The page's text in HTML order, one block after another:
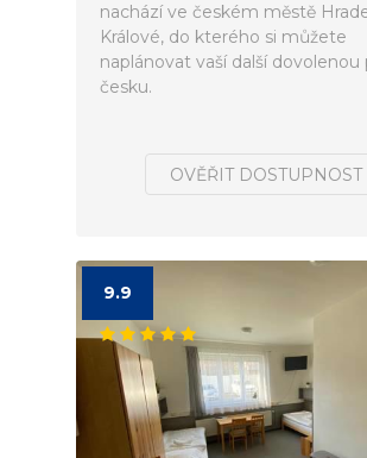
nachází ve českém městě
Králové, do kterého si můžete
naplánovat vaší další dovolenou
česku.
OVĚŘIT DOSTUPNOST
9.9